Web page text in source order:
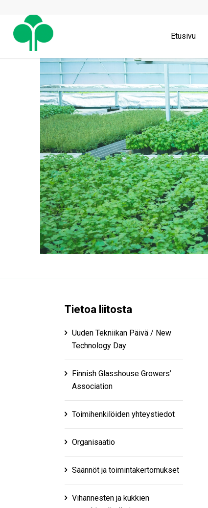
Etusivu
Tietoa liitosta
Uuden Tekniikan Päivä / New
Technology Day
Finnish Glasshouse Growers’​
Association
Toimihenkilöiden yhteystiedot
Organisaatio
Säännöt ja toimintakertomukset
Vihannesten ja kukkien